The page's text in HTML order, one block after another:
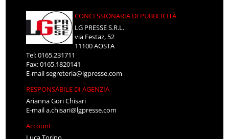
CONCESSIONARIA DI PUBBLICITÀ
LG PRESSE S.R.L.
via Festaz, 52
11100 AOSTA
Tel: 0165.231711
Fax: 0165.1820141
E-mailsegreteria@lgpresse.com
RESPONSABILE DI AGENZIA
Arianna Gori Chisari
E-maila.chisari@lgpresse.com
Account